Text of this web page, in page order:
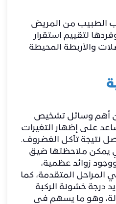
الطبيب من المريض
لتقييم استقرار
والأربطة المحيطة
أهم وسائل تشخيص
على إظهار التغيرات
نتيجة تآكل الغضروف.
يمكن ملاحظتها ضيق
زوائد عظمية،
المتقدمة، كما
درجة خشونة الركبة
وهو ما يسهم في